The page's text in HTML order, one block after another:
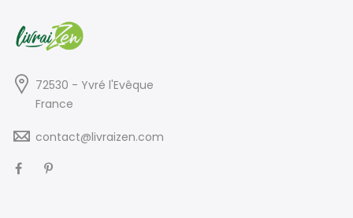
72530 - Yvré l'Evêque
France
contact@livraizen.com